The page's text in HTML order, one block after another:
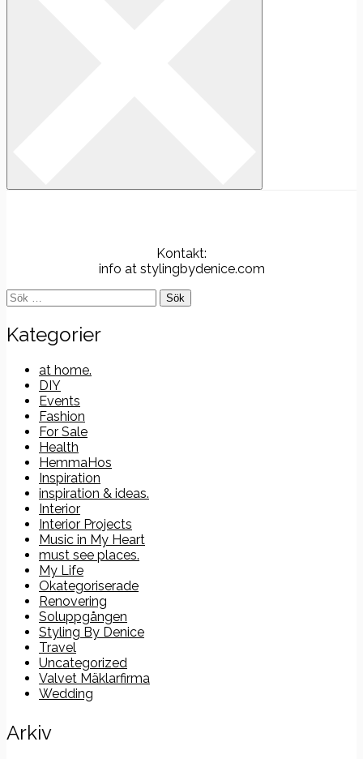
Kontakt:
info at stylingbydenice.com
Sök
efter:
Kategorier
at home.
DIY
Events
Fashion
For Sale
Health
HemmaHos
Inspiration
inspiration & ideas.
Interior
Interior Projects
Music in My Heart
must see places.
My Life
Okategoriserade
Renovering
Soluppgången
Styling By Denice
Travel
Uncategorized
Valvet Mäklarfirma
Wedding
Arkiv